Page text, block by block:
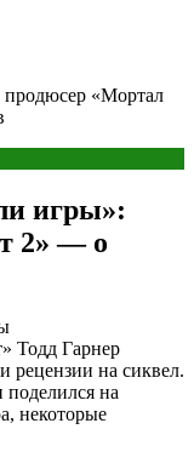
продюсер «Мортал
игры»:
2» — о
Тодд Гарнер
рецензии на сиквел.
поделился на
некоторые